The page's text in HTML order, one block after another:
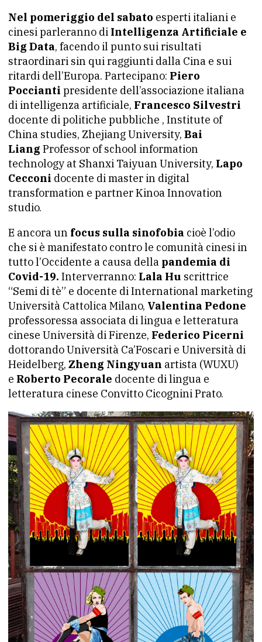
Nel pomeriggio del sabato esperti italiani e
cinesi parleranno di Intelligenza Artificiale e
Big Data, facendo il punto sui risultati
straordinari sin qui raggiunti dalla Cina e sui
ritardi dell’Europa. Partecipano: Piero
Poccianti presidente dell’associazione italiana
di intelligenza artificiale, Francesco Silvestri
docente di politiche pubbliche , Institute of
China studies, Zhejiang University, Bai
Liang Professor of school information
technology at Shanxi Taiyuan University, Lapo
Cecconi docente di master in digital
transformation e partner Kinoa Innovation
studio.
E ancora un focus sulla sinofobia cioè l’odio
che si è manifestato contro le comunità cinesi in
tutto l’Occidente a causa della pandemia di
Covid-19. Interverranno: Lala Hu scrittrice
“Semi di tè” e docente di International marketing
Università Cattolica Milano, Valentina Pedone
professoressa associata di lingua e letteratura
cinese Università di Firenze, Federico Picerni
dottorando Università Ca’Foscari e Università di
Heidelberg, Zheng Ningyuan artista (WUXU)
e Roberto Pecorale docente di lingua e
letteratura cinese Convitto Cicognini Prato.